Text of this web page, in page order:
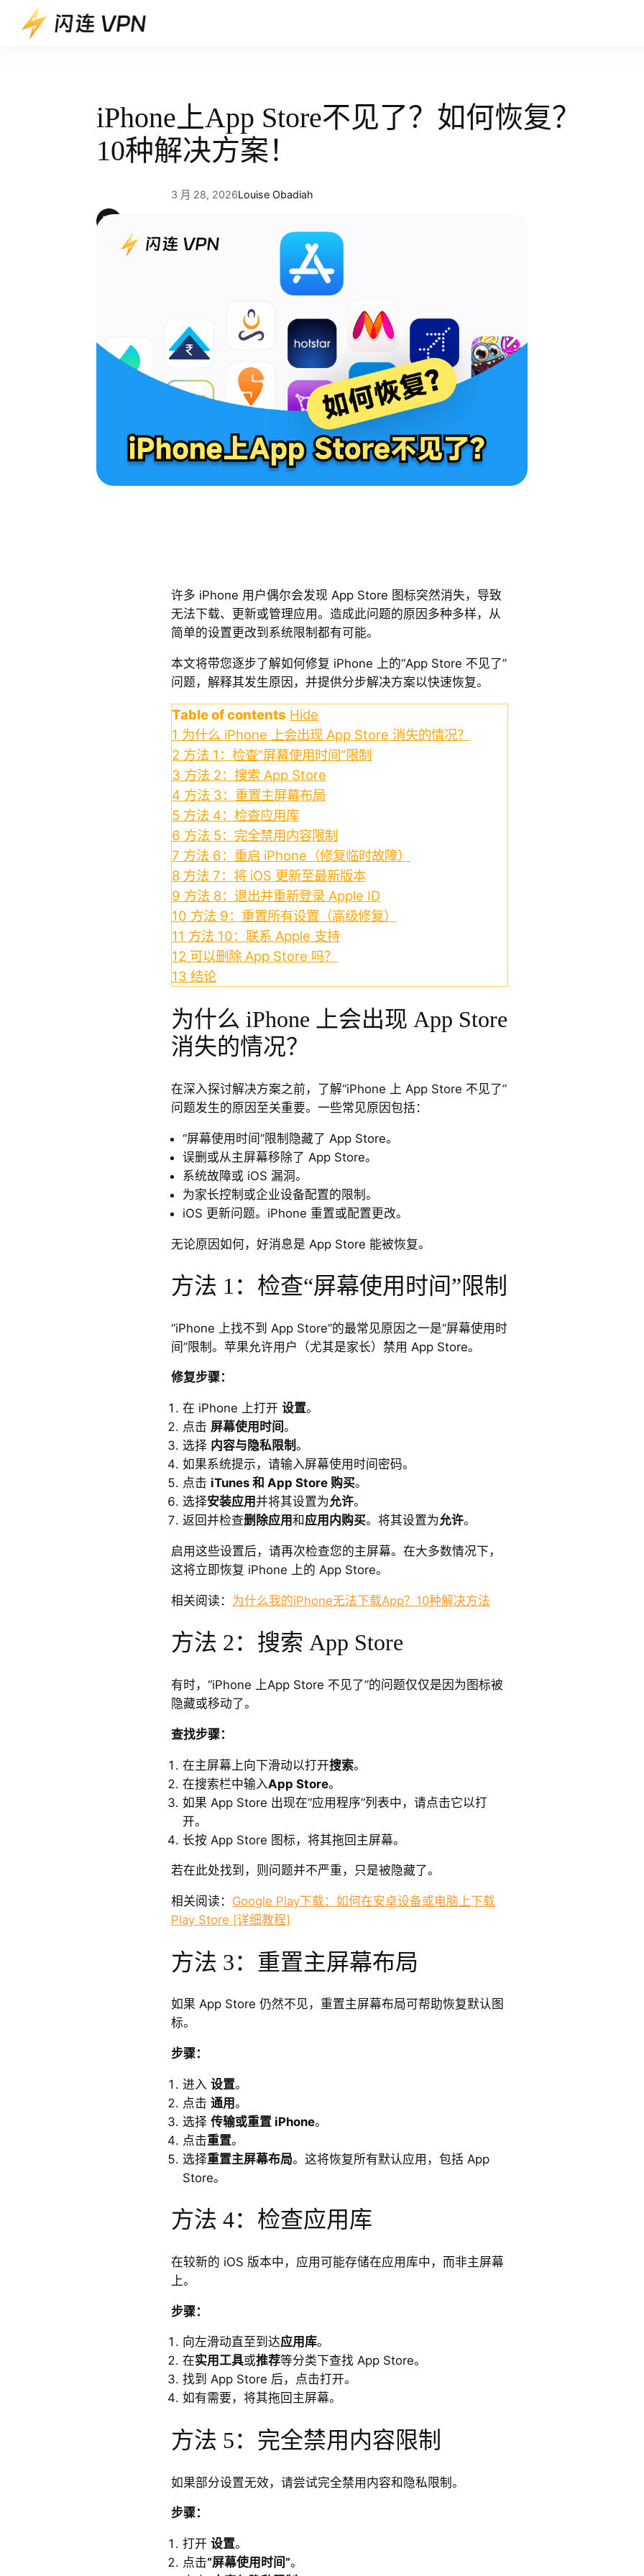
iPhone上App Store不见了？如何恢复？
10种解决方案！
3 月 28, 2026Louise Obadiah
许多 iPhone 用户偶尔会发现 App Store 图标突然消失，导致
无法下载、更新或管理应用。造成此问题的原因多种多样，从
简单的设置更改到系统限制都有可能。
本文将带您逐步了解如何修复 iPhone 上的“App Store 不见了”
问题，解释其发生原因，并提供分步解决方案以快速恢复。
Table of contents Hide
1 为什么 iPhone 上会出现 App Store 消失的情况？
2 方法 1：检查“屏幕使用时间”限制
3 方法 2：搜索 App Store
4 方法 3：重置主屏幕布局
5 方法 4：检查应用库
6 方法 5：完全禁用内容限制
7 方法 6：重启 iPhone（修复临时故障）
8 方法 7：将 iOS 更新至最新版本
9 方法 8：退出并重新登录 Apple ID
10 方法 9：重置所有设置（高级修复）
11 方法 10：联系 Apple 支持
12 可以删除 App Store 吗？
13 结论
为什么 iPhone 上会出现 App Store
消失的情况？
在深入探讨解决方案之前，了解“iPhone 上 App Store 不见了”
问题发生的原因至关重要。一些常见原因包括：
“屏幕使用时间”限制隐藏了 App Store。
误删或从主屏幕移除了 App Store。
系统故障或 iOS 漏洞。
为家长控制或企业设备配置的限制。
iOS 更新问题。iPhone 重置或配置更改。
无论原因如何，好消息是 App Store 能被恢复。
方法 1：检查“屏幕使用时间”限制
“iPhone 上找不到 App Store”的最常见原因之一是“屏幕使用时
间”限制。苹果允许用户（尤其是家长）禁用 App Store。
修复步骤：
在 iPhone 上打开 设置。
点击 屏幕使用时间。
选择 内容与隐私限制。
如果系统提示，请输入屏幕使用时间密码。
点击 iTunes 和 App Store 购买。
选择安装应用并将其设置为允许。
返回并检查删除应用和 应用内购买。将其设置为允许。
启用这些设置后，请再次检查您的主屏幕。在大多数情况下，
这将立即恢复 iPhone 上的 App Store。
相关阅读： 为什么我的iPhone无法下载App？10种解决方法
方法 2：搜索 App Store
有时，“iPhone 上App Store 不见了”的问题仅仅是因为图标被
隐藏或移动了。
查找步骤：
在主屏幕上向下滑动以打开搜索。
在搜索栏中输入App Store。
如果 App Store 出现在“应用程序”列表中，请点击它以打
开。
长按 App Store 图标，将其拖回主屏幕。
若在此处找到，则问题并不严重，只是被隐藏了。
相关阅读： Google Play下载：如何在安卓设备或电脑上下载
Play Store [详细教程]
方法 3：重置主屏幕布局
如果 App Store 仍然不见，重置主屏幕布局可帮助恢复默认图
标。
步骤：
进入 设置。
点击 通用。
选择 传输或重置 iPhone。
点击重置。
选择重置主屏幕布局。这将恢复所有默认应用，包括 App
Store。
方法 4：检查应用库
在较新的 iOS 版本中，应用可能存储在应用库中，而非主屏幕
上。
步骤：
向左滑动直至到达应用库。
在实用工具或推荐等分类下查找 App Store。
找到 App Store 后，点击打开。
如有需要，将其拖回主屏幕。
方法 5：完全禁用内容限制
如果部分设置无效，请尝试完全禁用内容和隐私限制。
步骤：
打开 设置。
点击“屏幕使用时间”。